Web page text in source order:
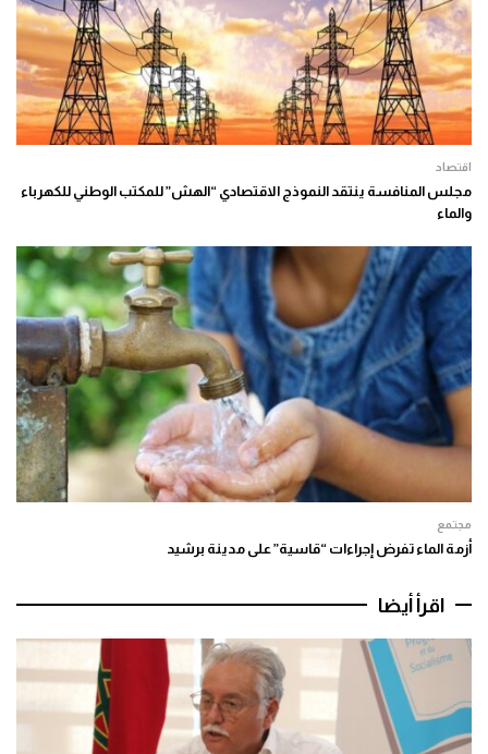
اقتصاد
مجلس المنافسة ينتقد النموذج الاقتصادي “الهش” للمكتب الوطني للكهرباء
والماء
مجتمع
أزمة الماء تفرض إجراءات “قاسية” على مدينة برشيد
اقرأ أيضا